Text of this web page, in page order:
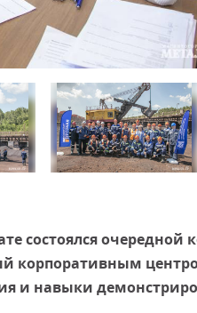
состоялся очередной
корпоративным
и навыки